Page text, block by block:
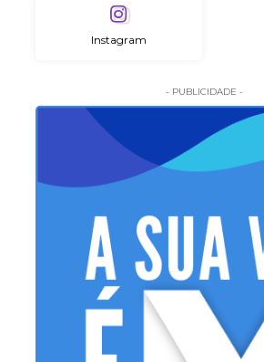
Instagram
- PUBLICIDADE -